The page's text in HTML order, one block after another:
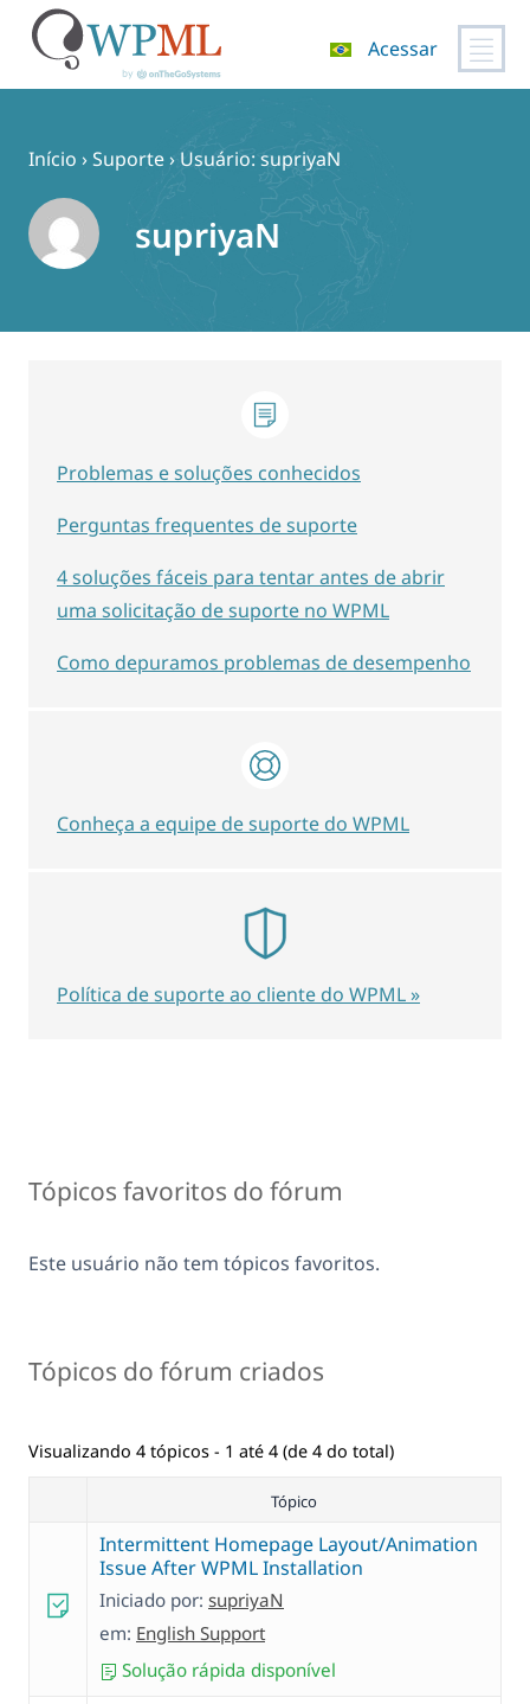
Acessar
Início ›Suporte› Usuário: supriyaN
supriyaN
Tópicos favoritos do fórum
Este usuário não tem tópicos favoritos.
Tópicos do fórum criados
Visualizando 4 tópicos - 1 até 4 (de 4 do total)
Tópico
Intermittent Homepage Layout/Animation
Issue After WPML Installation
Iniciado por: supriyaN
em: English Support
Solução rápida disponível
Problemas e soluções conhecidos
Perguntas frequentes de suporte
4 soluções fáceis para tentar antes de abrir
uma solicitação de suporte no WPML
Como depuramos problemas de desempenho
Conheça a equipe de suporte do WPML
Política de suporte ao cliente do WPML »